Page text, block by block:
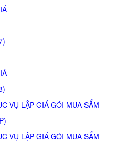
VỤ LẬP GIÁ GÓI MUA SẮM
VỤ LẬP GIÁ GÓI MUA SẮM